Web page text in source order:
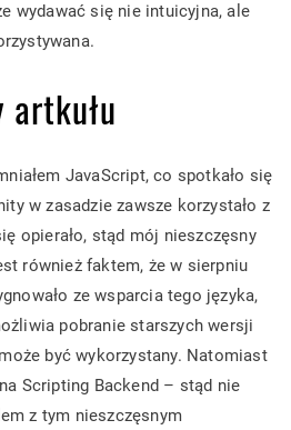
wydawać się nie intuicyjna, ale
artkułu
JavaScript, co spotkało się
w zasadzie zawsze korzystało z
opierało, stąd mój nieszczęsny
również faktem, że w sierpniu
ze wsparcia tego języka,
pobranie starszych wersji
być wykorzystany. Natomiast
Scripting Backend – stąd nie
z tym nieszczęsnym